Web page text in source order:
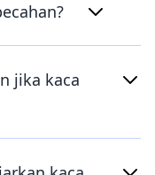
jika kaca